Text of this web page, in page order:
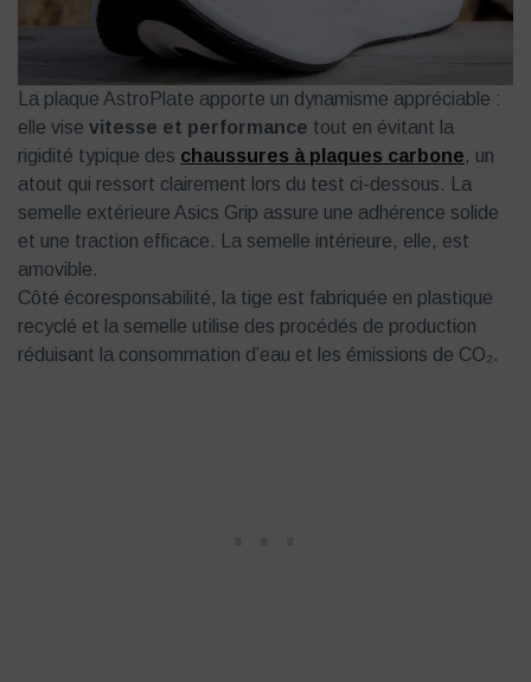
La plaque AstroPlate apporte un dynamisme appréciable :
elle vise vitesse et performance tout en évitant la
rigidité typique des chaussures à plaques carbone, un
atout qui ressort clairement lors du test ci-dessous. La
semelle extérieure Asics Grip assure une adhérence solide
et une traction efficace. La semelle intérieure, elle, est
amovible.
Côté écoresponsabilité, la tige est fabriquée en plastique
recyclé et la semelle utilise des procédés de production
réduisant la consommation d’eau et les émissions de CO₂.